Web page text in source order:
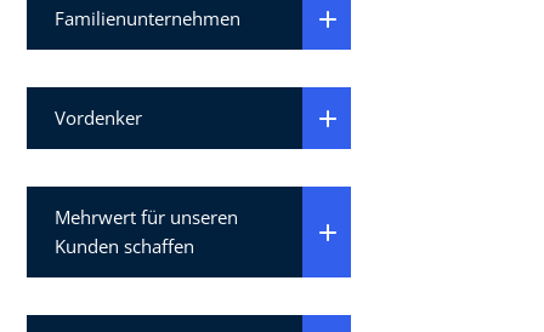
Familienunternehmen
Vordenker
Mehrwert für unseren
Kunden schaffen